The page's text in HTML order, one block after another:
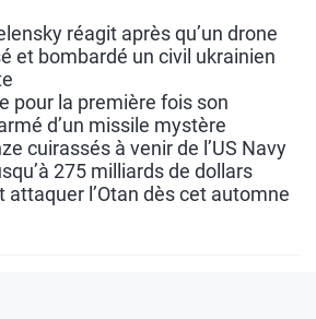
réagit après qu’un drone
et bombardé un civil ukrainien
pour la première fois son
d’un missile mystère
cuirassés à venir de l’US Navy
275 milliards de dollars
attaquer l’Otan dès cet automne